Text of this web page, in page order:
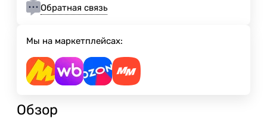
Обратная связь
Мы на маркетплейсах:
Обзор